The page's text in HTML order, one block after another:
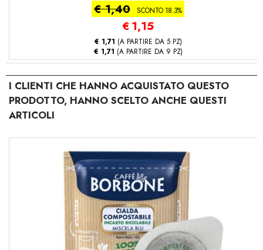
€ 1,40 SCONTO 18.3%
€ 1,15
€ 1,71 (A PARTIRE DA 5 PZ)
€ 1,71 (A PARTIRE DA 9 PZ)
I CLIENTI CHE HANNO ACQUISTATO QUESTO
PRODOTTO, HANNO SCELTO ANCHE QUESTI
ARTICOLI